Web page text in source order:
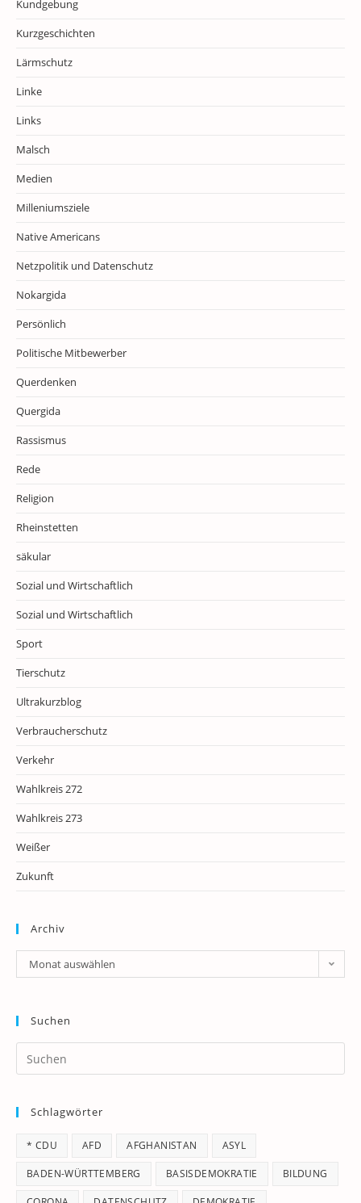
Kundgebung
Kurzgeschichten
Lärmschutz
Linke
Links
Malsch
Medien
Milleniumsziele
Native Americans
Netzpolitik und Datenschutz
Nokargida
Persönlich
Politische Mitbewerber
Querdenken
Quergida
Rassismus
Rede
Religion
Rheinstetten
säkular
Sozial und Wirtschaftlich
Sozial und Wirtschaftlich
Sport
Tierschutz
Ultrakurzblog
Verbraucherschutz
Verkehr
Wahlkreis 272
Wahlkreis 273
Weißer
Zukunft
Archiv
Archiv
Monat auswählen
Suchen
Schlagwörter
* CDU AFD AFGHANISTAN ASYL
BADEN-WÜRTTEMBERG BASISDEMOKRATIE BILDUNG